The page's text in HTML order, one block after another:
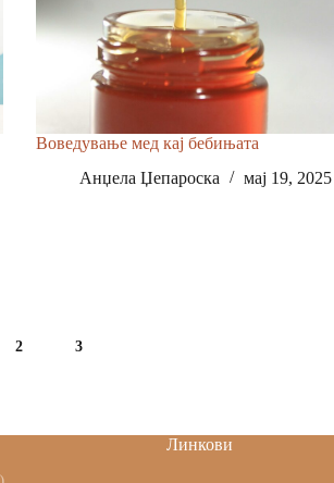
Воведување мед кај бебињата
Анџела Џепароска
мај 19, 2025
2 3
Линкови